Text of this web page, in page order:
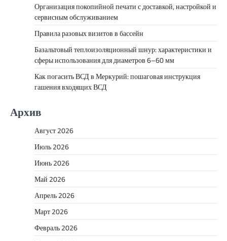
Организация покопийной печати с доставкой, настройкой и
сервисным обслуживанием
Правила разовых визитов в бассейн
Базальтовый теплоизоляционный шнур: характеристики и
сферы использования для диаметров 6–60 мм
Как погасить ВСД в Меркурий: пошаговая инструкция
гашения входящих ВСД
Архив
Август 2026
Июль 2026
Июнь 2026
Май 2026
Апрель 2026
Март 2026
Февраль 2026